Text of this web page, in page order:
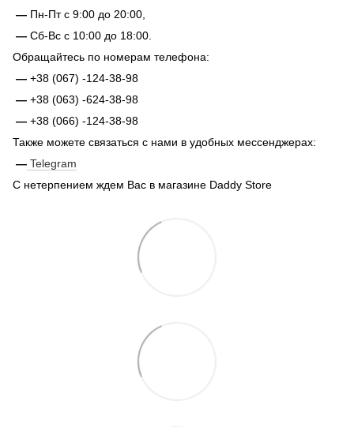
— Пн-Пт с 9:00 до 20:00,
— Сб-Вс с 10:00 до 18:00.
Обращайтесь по номерам телефона:
— +38 (067) -124-38-98
— +38 (063) -624-38-98
— +38 (066) -124-38-98
Также можете связаться с нами в удобных мессенджерах:
— Telegram
С нетерпением ждем Вас в магазине Daddy Store